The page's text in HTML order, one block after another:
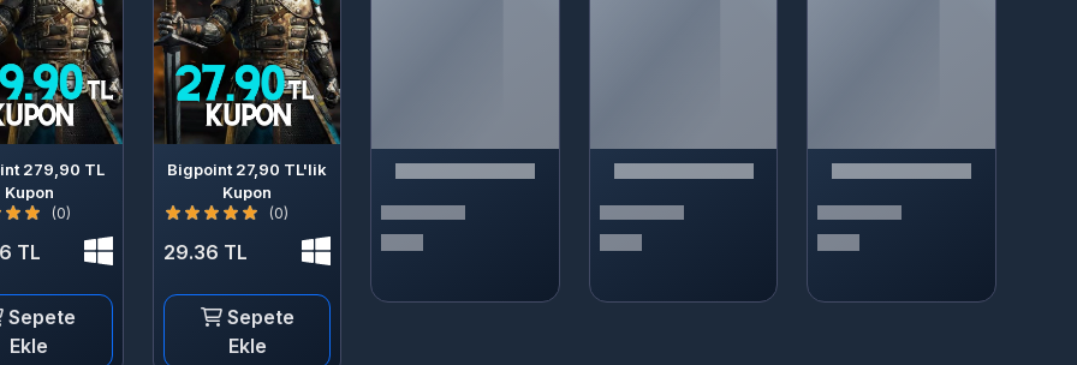
279,90 TL
Kupon
(0)
TL
Sepete
Ekle
Bigpoint 27,90 TL'lik
Kupon
(0)
29.36 TL
Sepete
Ekle